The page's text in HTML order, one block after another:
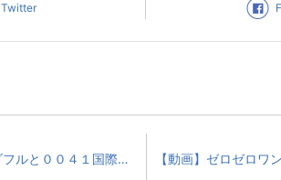
Twitter
ゼロゼロワンダフルと００４１国際電話普及に貢献